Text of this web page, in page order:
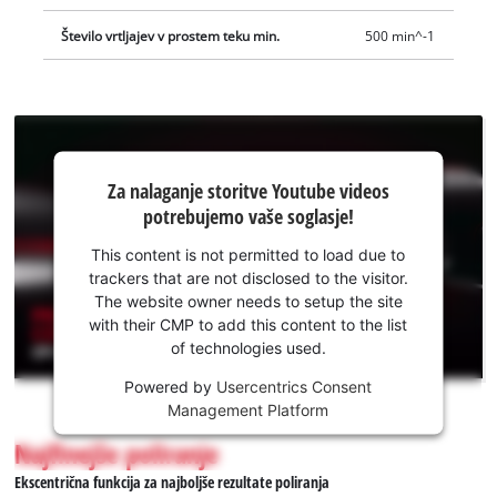
Število vrtljajev v prostem teku min. 500 min^-1
storitve
potrebujemo
vaše
soglasje!
This
content
is
permitted
to
load
Za nalaganje storitve Youtube videos
potrebujemo vaše soglasje!
This content is not permitted to load due to
trackers that are not disclosed to the visitor.
The website owner needs to setup the site
with their CMP to add this content to the list
of technologies used.
Powered by Usercentrics Consent
Management Platform
Najfinejše poliranje
Ekscentrična funkcija za najboljše rezultate poliranja